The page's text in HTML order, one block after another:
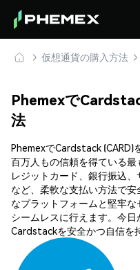
仮想通貨の購入方法
Phemexで
法
PhemexでCardstack (CARD)
百万人もの信頼を得ている
レジットカード、銀行振込
など、柔軟な支払い方法で
なプラットフォームと堅牢
シームレスに行えます。今
Cardstackを安全かつ自信を